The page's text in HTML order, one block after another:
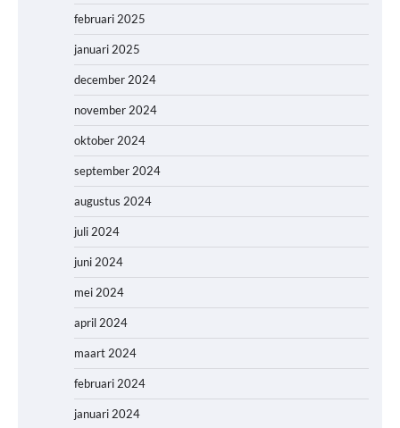
februari 2025
januari 2025
december 2024
november 2024
oktober 2024
september 2024
augustus 2024
juli 2024
juni 2024
mei 2024
april 2024
maart 2024
februari 2024
januari 2024